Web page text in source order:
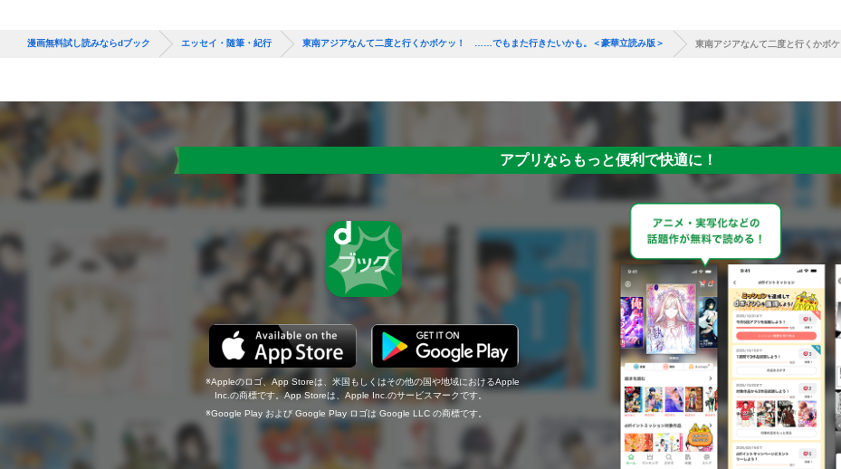
漫画無料試し読みならdブック エッセイ・随筆・紀行 東南アジアなんて二度と行くかボケッ！ ……でもまた行きたいかも。＜豪華立読み版＞ 東南アジアなんて二度と行くかボ
アプリならもっと便利で快適に！
Appleのロゴ、App Storeは、米国もしくはその他の国や地域におけるApple
Inc.の商標です。App Storeは、Apple Inc.のサービスマークです。
Google Play および Google Play ロゴは Google LLC の商標です。